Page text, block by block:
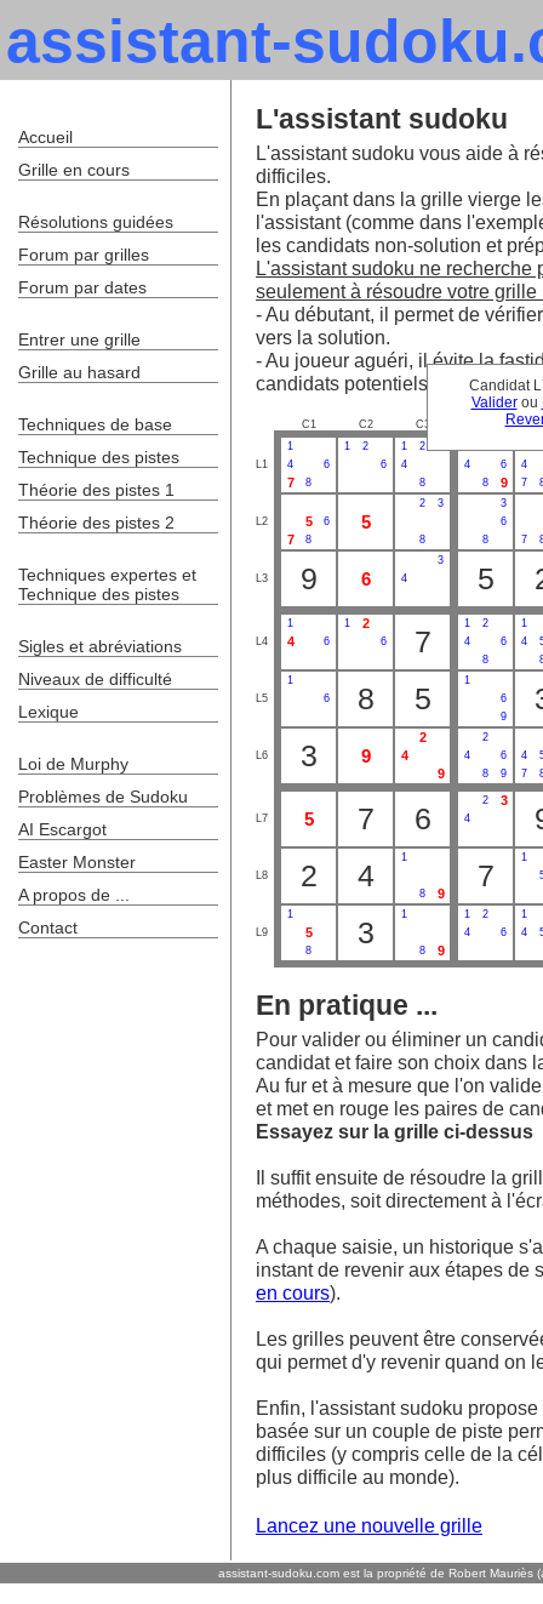
assistant-
Candidat
Validerou
L'assistant sudoku
L'assistant sudoku vous aide à
difficiles.
En plaçant dans la grille vierge
l'assistant (comme dans
les candidats non-solution et
L'assistant sudoku ne
seulement à résoudre votre grille
- Au débutant, il permet de
vers la solution.
- Au joueur aguéri, il évite la
candidats potentiels.
C1 C2 C3
L1
1
4
6
7 8
1
2
6
1 2
4
8
4
6
8
9
4
7
L2 5 6
7 8
5
2 3
8
3
6
8
7
L3 9 6
3
4
5
L4
1
4 6
1 2
6 7
1
2
4
6
8
1
4
L5
1
6
8 5
1
6
9
L6 3 9
2
4
9
2
4
6
8
9
4
7
L7 5 7 6
2 3
4
L8 2 4
1
8 9
7
1
L9
1
5
8
3
1
8 9
1
2
4
6
1
4
En pratique ...
Pour valider ou éliminer un
candidat et faire son choix dans
Au fur et à mesure que l'on
et met en rouge les paires de
Essayez sur la grille ci-dessus
Il suffit ensuite de résoudre la
méthodes, soit directement à
A chaque saisie, un historique
instant de revenir aux étapes de
en cours).
Les grilles peuvent être
qui permet d'y revenir quand on
Enfin, l'assistant sudoku
basée sur un couple de piste
difficiles (y compris celle de la
plus difficile au monde).
Lancez une nouvelle grille
Accueil
Grille en cours
Résolutions guidées
Forum par grilles
Forum par dates
Entrer une grille
Grille au hasard
Techniques de base
Technique des pistes
Théorie des pistes 1
Théorie des pistes 2
Techniques expertes et
Technique des pistes
Sigles et abréviations
Niveaux de difficulté
Lexique
Loi de Murphy
Problèmes de Sudoku
AI Escargot
Easter Monster
A propos de ...
Contact
assistant-sudoku.com est la propriété de Robert Mauriès